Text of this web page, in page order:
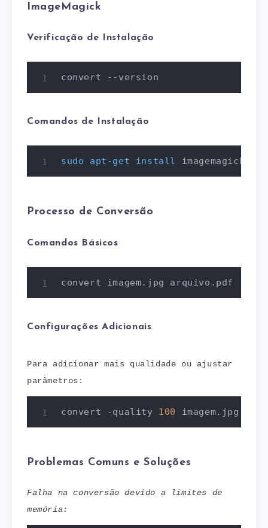
ImageMagick
Verificação de Instalação
convert --version
Comandos de Instalação
sudo apt-get install imagemagick
Processo de Conversão
Comandos Básicos
convert imagem.jpg arquivo.pdf
Configurações Adicionais
Para adicionar mais qualidade ou ajustar
parâmetros:
convert -quality 100 imagem.jpg
Problemas Comuns e Soluções
Falha na conversão devido a limites de
memória: